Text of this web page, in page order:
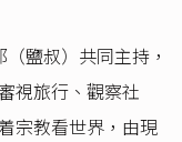
鹽叔）共同主持，
視旅行、觀察社
宗教看世界，由現